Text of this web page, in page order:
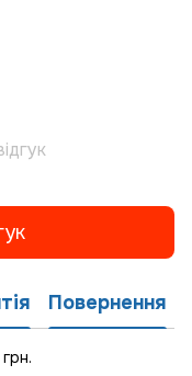
Повернення